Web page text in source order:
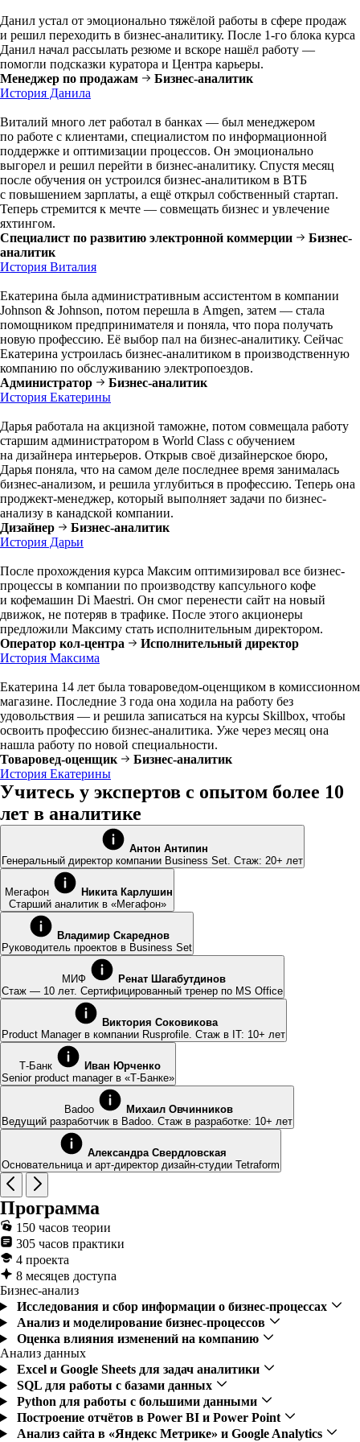
Данил устал от эмоционально тяжёлой работы в сфере продаж
и решил переходить в бизнес-аналитику. После 1-го блока курса
Данил начал рассылать резюме и вскоре нашёл работу —
помогли подсказки куратора и Центра карьеры.
Менеджер по продажам
Бизнес-аналитик
История Данила
Виталий много лет работал в банках — был менеджером
по работе с клиентами, специалистом по информационной
поддержке и оптимизации процессов. Он эмоционально
выгорел и решил перейти в бизнес-аналитику. Спустя месяц
после обучения он устроился бизнес-аналитиком в ВТБ
с повышением зарплаты, а ещё открыл собственный стартап.
Теперь стремится к мечте — совмещать бизнес и увлечение
яхтингом.
Специалист по развитию электронной коммерции
Бизнес-
аналитик
История Виталия
Екатерина была административным ассистентом в компании
Johnson & Johnson, потом перешла в Amgen, затем — стала
помощником предпринимателя и поняла, что пора получать
новую профессию. Её выбор пал на бизнес-аналитику. Сейчас
Екатерина устроилась бизнес-аналитиком в производственную
компанию по обслуживанию электропоездов.
Администратор
Бизнес-аналитик
История Екатерины
Дарья работала на акцизной таможне, потом совмещала работу
старшим администратором в World Class с обучением
на дизайнера интерьеров. Открыв своё дизайнерское бюро,
Дарья поняла, что на самом деле последнее время занималась
бизнес-анализом, и решила углубиться в профессию. Теперь она
проджект-менеджер, который выполняет задачи по бизнес-
анализу в канадской компании.
Дизайнер
Бизнес-аналитик
История Дарьи
После прохождения курса Максим оптимизировал все бизнес-
процессы в компании по производству капсульного кофе
и кофемашин Di Maestri. Он смог перенести сайт на новый
движок, не потеряв в трафике. После этого акционеры
предложили Максиму стать исполнительным директором.
Оператор кол-центра
Исполнительный директор
История Максима
Екатерина 14 лет была товароведом-оценщиком в комиссионном
магазине. Последние 3 года она ходила на работу без
удовольствия — и решила записаться на курсы Skillbox, чтобы
освоить профессию бизнес-аналитика. Уже через месяц она
нашла работу по новой специальности.
Товаровед-оценщик
Бизнес-аналитик
История Екатерины
Учитесь у экспертов с опытом более 10
лет в аналитике
Антон Антипин
Генеральный директор компании Business Set. Стаж: 20+ лет
Мегафон
Никита Карлушин
Старший аналитик в «Мегафон»
Владимир Скареднов
Руководитель проектов в Business Set
МИФ
Ренат Шагабутдинов
Стаж — 10 лет. Сертифицированный тренер по MS Office
Виктория Соковикова
Product Manager в компании Rusprofile. Стаж в IT: 10+ лет
Т-Банк
Иван Юрченко
Senior product manager в «Т-Банке»
Badoo
Михаил Овчинников
Ведущий разработчик в Badoo. Стаж в разработке: 10+ лет
Александра Свердловская
Основательница и арт-директор дизайн-студии Tetraform
Программа
150 часов теории
305 часов практики
4 проекта
8 месяцев доступа
Бизнес-анализ
Исследования и сбор информации о бизнес-процессах
Анализ и моделирование бизнес-процессов
Оценка влияния изменений на компанию
Анализ данных
Excel и Google Sheets для задач аналитики
SQL для работы с базами данных
Python для работы с большими данными
Построение отчётов в Power BI и Power Point
Анализ сайта в «Яндекс Метрике» и Google Analytics